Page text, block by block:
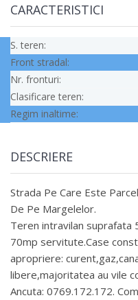
CARACTERISTICI
S. teren:
Front stradal:
Nr. fronturi:
Clasificare teren:
Regim inaltime:
DESCRIERE
Strada Pe Care Este
De Pe Margelelor.
Teren intravilan suprafata
70mp servitute.Case
apropriere:
libere,majoritatea au vile
Ancuta: 0769.172.172.